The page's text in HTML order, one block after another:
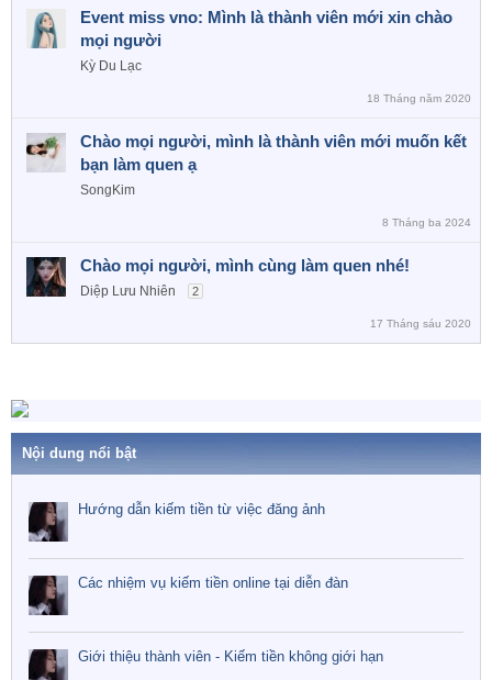
Event miss vno: Mình là thành viên mới xin chào
mọi người
Kỳ Du Lạc
18 Tháng năm 2020
Chào mọi người, mình là thành viên mới muốn kết
bạn làm quen ạ
SongKim
8 Tháng ba 2024
Chào mọi người, mình cùng làm quen nhé!
Diệp Lưu Nhiên 2
17 Tháng sáu 2020
Nội dung nổi bật
Hướng dẫn kiếm tiền từ việc đăng ảnh
Các nhiệm vụ kiếm tiền online tại diễn đàn
Giới thiệu thành viên - Kiếm tiền không giới hạn